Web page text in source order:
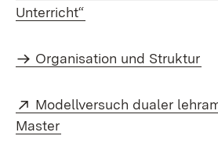
Unterricht“
Organisation und Struktur
Extern:
Modellversuch dualer
Master